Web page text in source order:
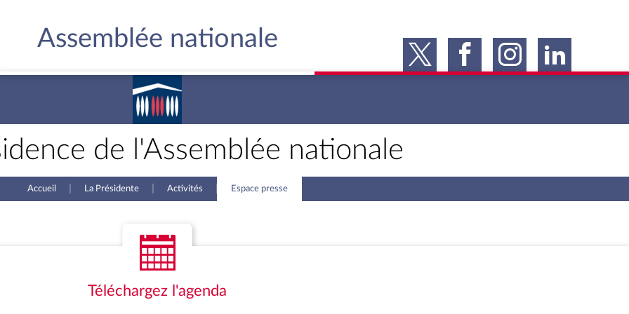
Assemblée nationale
de l'Assemblée nationale
Accueil La Présidente Activités Espace presse
Téléchargez l'agenda